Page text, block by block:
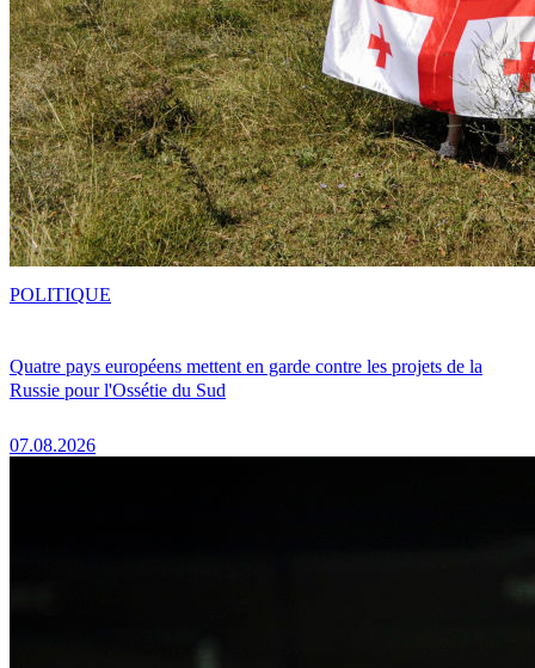
Quatre pays européens mettent en garde contre les projets de la
Russie pour l'Ossétie du Sud
07.08.2026
POLITIQUE